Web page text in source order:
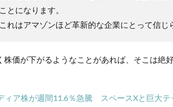
ことになります。
これはアマゾンほど革新的な企業にとって信じ
株価が下がるようなことがあれば、そこは絶
ィア株が週間11.6％急騰 スペースXと巨大テ